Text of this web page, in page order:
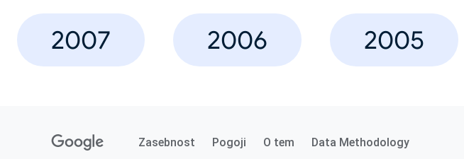
2007 2006 2005
Zasebnost Pogoji O tem Data Methodology